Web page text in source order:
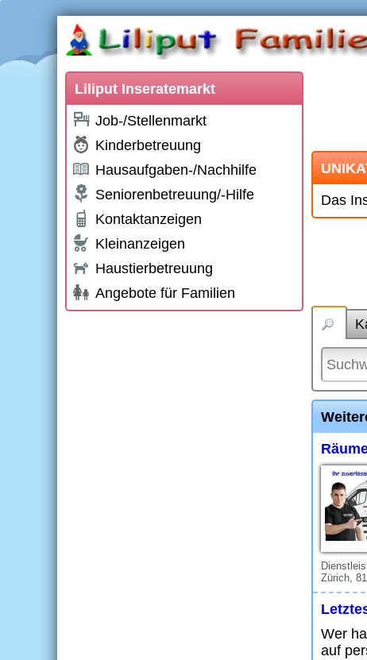
Liliput Inseratemarkt
Job-/Stellenmarkt
Kinderbetreuung
Hausaufgaben-/Nachhilfe
Seniorenbetreuung/-Hilfe
Kontaktanzeigen
Kleinanzeigen
Haustierbetreuung
Angebote für Familien
Das
Zürich,
Wer
auf